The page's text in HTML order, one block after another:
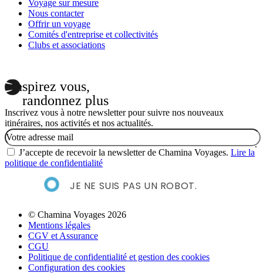
Voyage sur mesure
Nous contacter
Offrir un voyage
Comités d'entreprise et collectivités
Clubs et associations
Inspirez vous,
randonnez plus
Inscrivez vous à notre newsletter pour suivre nos nouveaux
itinéraires, nos activités et nos actualités.
Email
J’accepte de recevoir la newsletter de Chamina Voyages. Lire la
politique de confidentialité
JE NE SUIS PAS UN ROBOT.
© Chamina Voyages 2026
Mentions légales
CGV et Assurance
CGU
Politique de confidentialité et gestion des cookies
Configuration des cookies